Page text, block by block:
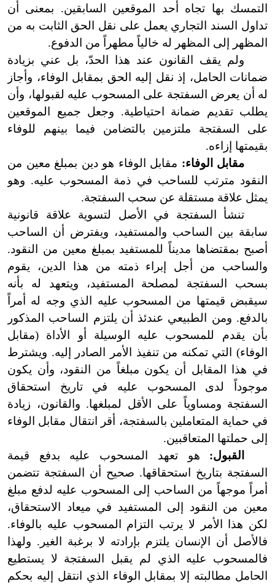
التمسك بها تجاه أحد الموقعين السابقين. بمعنى أن
تداول السند التجاري يعمل على نقل الحق الثابت به من
المظهر إلى المظهر له خالياً مطهراً من الدفوع.
ولم يقف القانون عند هذا الحدّ، بل عني بزيادة
ضمانات الحامل، إذ نقل إليه الحق بمقابل الوفاء، وأجاز
له أن يعرض السفتجة على المسحوب عليه لقبولها، وأن
يطلب تقديم ضمانة احتياطية. وجعل جميع الموقعين
على السفتجة ملتزمين بالتضامن فيما بينهم للوفاء
بقيمتها إزاءه.
مقابل الوفاء: مقابل الوفاء هو دين بمبلغ معين من
النقود مترتب للساحب في ذمة المسحوب عليه. وهو
يمثل علاقة مستقلة عن سحب السفتجة.
تنشأ السفتجة في الأصل لتسوية علاقة قانونية
سابقة بين الساحب والمستفيد، ويفترض أن الساحب
أصبح بمقتضاها مديناً للمستفيد بمبلغ معين من النقود.
والساحب من أجل إبراء ذمته من هذا الدين، يقوم
بسحب السفتجة لمصلحة المستفيد، ويتعهد له بأنه
سيقبض قيمتها من المسحوب عليه الذي وجه له أمراً
بالدفع. ومن الطبيعي عندئذ أن يلتزم الساحب المذكور
بأن يقدم للمسحوب عليه الوسيلة أو الأداة (مقابل
الوفاء) التي تمكنه من تنفيذ الأمر الصادر إليه. ويشترط
في هذا المقابل أن يكون مبلغاً من النقود، وأن يكون
موجوداً لدى المسحوب عليه في تاريخ استحقاق
السفتجة ومساوياً على الأقل لمبلغها. والقانون، زيادة
في حماية المتعاملين بالسفتجة، أقر انتقال مقابل الوفاء
إلى حملتها المتعاقبين.
القبول: هو تعهد المسحوب عليه بدفع قيمة
السفتجة بتاريخ استحقاقها. صحيح أن السفتجة تتضمن
أمراً موجهاً من الساحب إلى المسحوب عليه لدفع مبلغ
معين من النقود إلى المستفيد في ميعاد الاستحقاق،
لكن هذا الأمر لا يرتب التزام المسحوب عليه بالوفاء.
فالأصل أن الإنسان يلتزم بإرادته لا برغبة الغير. ولهذا
فالمسحوب عليه الذي لم يقبل السفتجة لا يستطيع
الحامل مطالبته إلا بمقابل الوفاء الذي انتقل إليه بحكم